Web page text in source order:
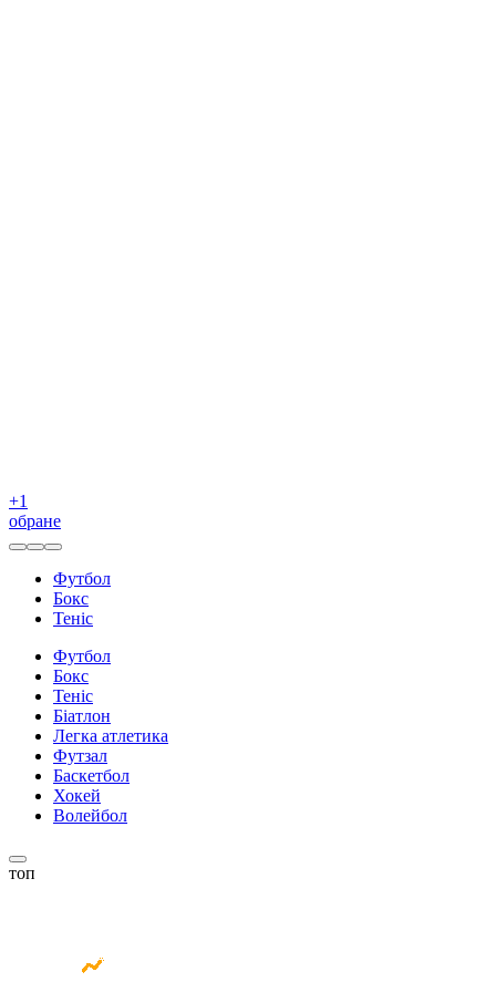
+1
обране
Футбол
Бокс
Теніс
Футбол
Бокс
Теніс
Біатлон
Легка атлетика
Футзал
Баскетбол
Хокей
Волейбол
топ